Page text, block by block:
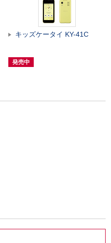
キッズケータイ KY-41C
発売中